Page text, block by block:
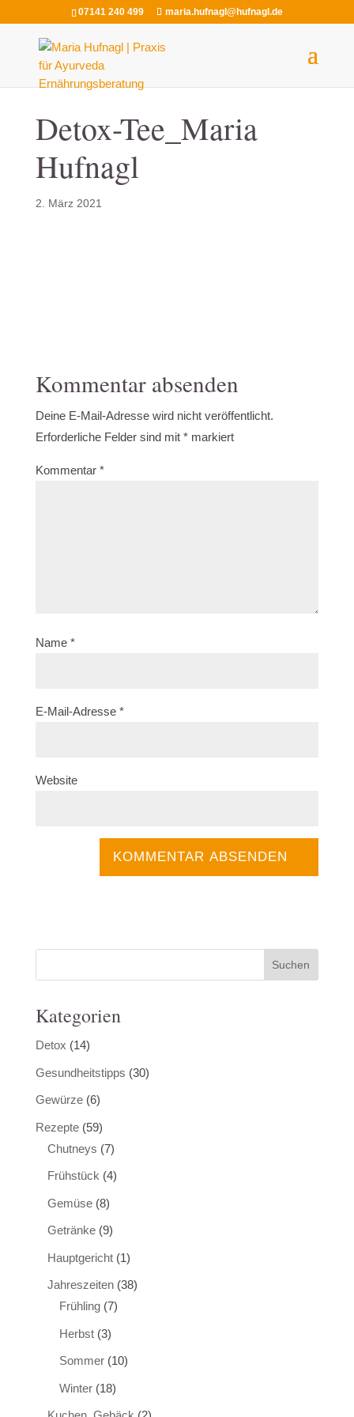
07141 240 499 maria.hufnagl@hufnagl.de
Detox-Tee_Maria
Hufnagl
2. März 2021
Kommentar absenden
Deine E-Mail-Adresse wird nicht veröffentlicht.
Erforderliche Felder sind mit *markiert
Kommentar *
Name *
E-Mail-Adresse *
Website
Kategorien
Detox (14)
Gesundheitstipps (30)
Gewürze(6)
Rezepte(59)
Chutneys (7)
Frühstück (4)
Gemüse(8)
Getränke(9)
Hauptgericht(1)
Jahreszeiten(38)
Frühling(7)
Herbst(3)
Sommer(10)
Winter(18)